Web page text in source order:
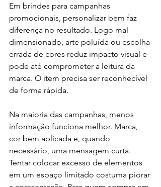
Em brindes para campanhas
promocionais, personalizar bem faz
diferença no resultado. Logo mal
dimensionado, arte poluída ou escolha
errada de cores reduz impacto visual e
pode até comprometer a leitura da
marca. O item precisa ser reconhecível
de forma rápida.
Na maioria das campanhas, menos
informação funciona melhor. Marca,
cor bem aplicada e, quando
necessário, uma mensagem curta.
Tentar colocar excesso de elementos
em um espaço limitado costuma piorar